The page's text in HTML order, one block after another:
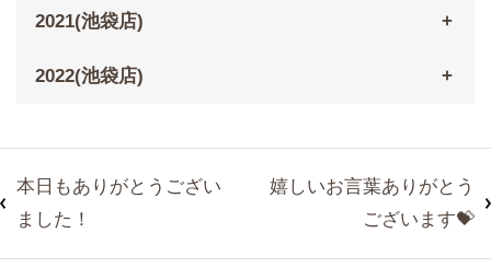
2021(池袋店)
2022(池袋店)
本日もありがとうござい
ました！
嬉しいお言葉ありがとう
ございます💝